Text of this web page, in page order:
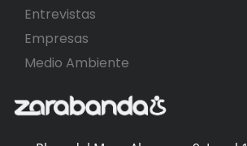
Entrevistas
Empresas
Medio Ambiente